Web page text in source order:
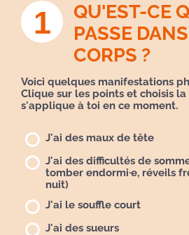
1
QU'EST-CE
PASSE
CORPS ?
Voici quelques manifestations
Clique sur les points et choisis
s'applique à toi en ce moment.
J'ai des maux de tête
J'ai des difficultés de
tomber endormi·e, réveils
nuit)
J'ai le souffle court
J'ai des sueurs